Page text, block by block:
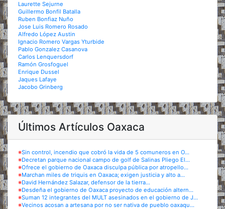
Laurette Sejurne
Guillermo Bonfil Batalla
Ruben Bonfiaz Nuño
Jose Luis Romero Rosado
Alfredo López Austin
Ignacio Romero Vargas Yturbide
Pablo Gonzalez Casanova
Carlos Lenquersdorf
Ramón Grosfoguel
Enrique Dussel
Jaques Lafaye
Jacobo Grinberg
Últimos Artículos Oaxaca
※Sin control, incendio que cobró la vida de 5 comuneros en O...
※Decretan parque nacional campo de golf de Salinas Pliego El...
※Ofrece el gobierno de Oaxaca disculpa pública por atropello...
※Marchan miles de triquis en Oaxaca; exigen justicia y alto a...
※David Hernández Salazar, defensor de la tierra...
※Desdeña el gobierno de Oaxaca proyecto de educación altern...
※Suman 12 integrantes del MULT asesinados en el gobierno de J...
※Vecinos acosan a artesana por no ser nativa de pueblo oaxaqu...